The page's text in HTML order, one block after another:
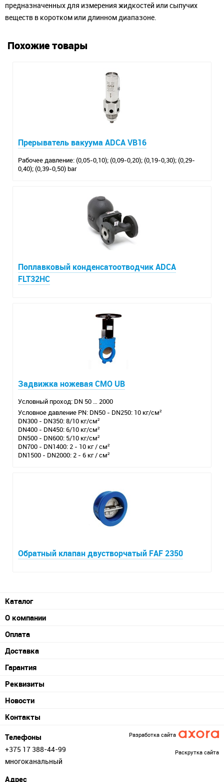
предназначенных для измерения жидкостей или сыпучих
веществ в коротком или длинном диапазоне.
Похожие товары
Прерыватель вакуума ADCA VB16
Рабочее давление: (0,05-0,10); (0,09-0,20); (0,19-0,30); (0,29-
0,40); (0,39-0,50) bar
Поплавковый конденсатоотводчик ADCA
FLT32HC
Задвижка ножевая CMO UB
Условный проход: DN 50 … 2000
Условное давление PN: DN50 - DN250: 10 кг/см²
DN300 - DN350: 8/10 кг/см²
DN400 - DN450: 6/10 кг/см²
DN500 - DN600: 5/10 кг/см²
DN700 - DN1400: 2 - 10 кг / см²
DN1500 - DN2000: 2 - 6 кг / см²
Обратный клапан двустворчатый FAF 2350
Каталог
О компании
Оплата
Доставка
Гарантия
Реквизиты
Новости
Контакты
Телефоны
+375 17 388-44-99
многоканальный
Адрес
Разработка сайта
Раскрутка сайта